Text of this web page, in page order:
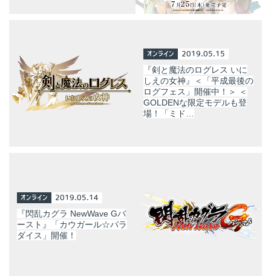
オンライン 2019.05.15
『剣と魔法のログレス いに
しえの女神』＜「平成最後の
ログフェス」開催中！＞ ＜
GOLDENな限定モデルも登
場！「ミド…
オンライン 2019.05.14
『閃乱カグラ NewWave Gバ
ースト』「カウガール☆パラ
ダイス」開催！